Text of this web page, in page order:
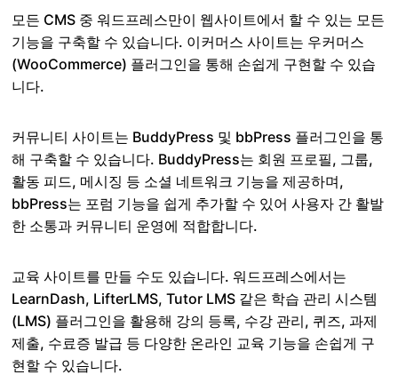
모든 CMS 중 워드프레스만이 웹사이트에서 할 수 있는 모든
기능을 구축할 수 있습니다. 이커머스 사이트는 우커머스
(WooCommerce) 플러그인을 통해 손쉽게 구현할 수 있습
니다.
커뮤니티 사이트는 BuddyPress 및 bbPress 플러그인을 통
해 구축할 수 있습니다. BuddyPress는 회원 프로필, 그룹,
활동 피드, 메시징 등 소셜 네트워크 기능을 제공하며,
bbPress는 포럼 기능을 쉽게 추가할 수 있어 사용자 간 활발
한 소통과 커뮤니티 운영에 적합합니다.
교육 사이트를 만들 수도 있습니다. 워드프레스에서는
LearnDash, LifterLMS, Tutor LMS 같은 학습 관리 시스템
(LMS) 플러그인을 활용해 강의 등록, 수강 관리, 퀴즈, 과제
제출, 수료증 발급 등 다양한 온라인 교육 기능을 손쉽게 구
현할 수 있습니다.